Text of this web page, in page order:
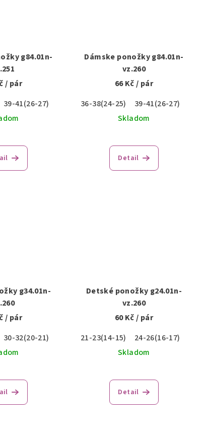
g84.01n-
/ pár
39-41(26-27)
Dámske ponožky g84.01n-
vz.260
66 Kč/ pár
36-38(24-25)
39-41(26-27)
Skladom
Detail
g34.01n-
/ pár
30-32(20-21)
Detské ponožky g24.01n-
vz.260
60 Kč/ pár
21-23(14-15)
24-26(16-17)
Skladom
Detail